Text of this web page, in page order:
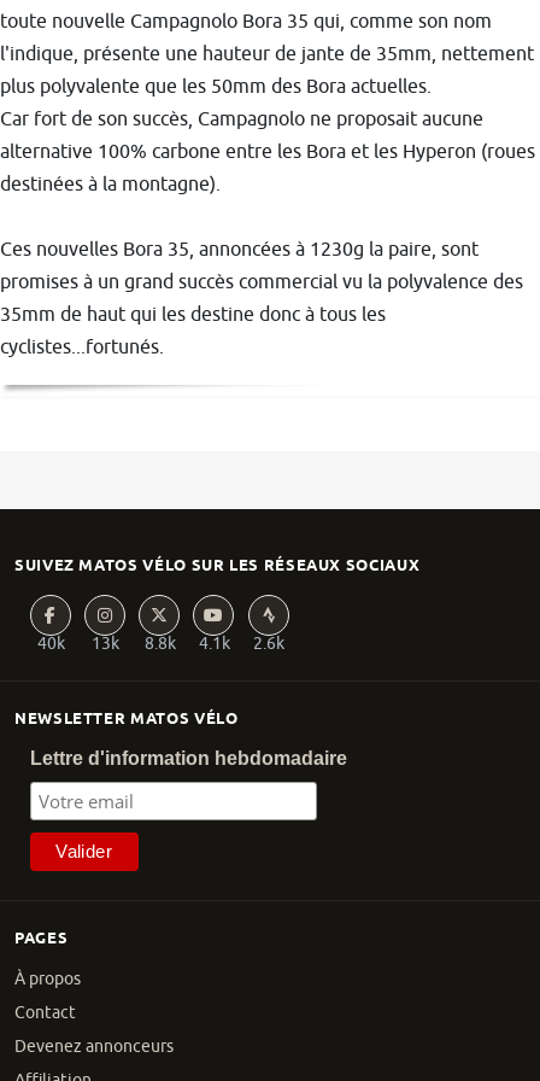
toute nouvelle Campagnolo Bora 35 qui, comme son nom
l'indique, présente une hauteur de jante de 35mm, nettement
plus polyvalente que les 50mm des Bora actuelles.
Car fort de son succès, Campagnolo ne proposait aucune
alternative 100% carbone entre les Bora et les Hyperon (roues
destinées à la montagne).
Ces nouvelles Bora 35, annoncées à 1230g la paire, sont
promises à un grand succès commercial vu la polyvalence des
35mm de haut qui les destine donc à tous les
cyclistes...fortunés.
PAGES
À propos
Contact
Devenez annonceurs
NEWSLETTER MATOS VÉLO
Lettre d'information hebdomadaire
SUIVEZ MATOS VÉLO SUR LES RÉSEAUX SOCIAUX
40k 13k 8.8k 4.1k 2.6k